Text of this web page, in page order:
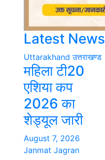
Latest News
Uttarakhand उत्तराखण्ड
महिला टी20
एशिया कप
2026 का
शेड्यूल जारी
August 7, 2026
Janmat Jagran